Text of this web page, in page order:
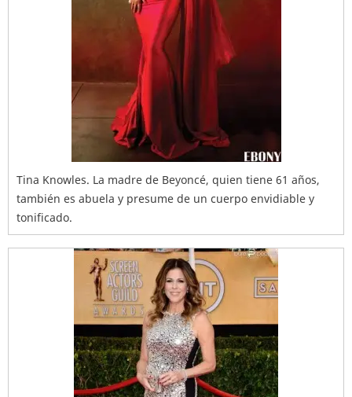
Tina Knowles. La madre de Beyoncé, quien tiene 61 años,
también es abuela y presume de un cuerpo envidiable y
tonificado.